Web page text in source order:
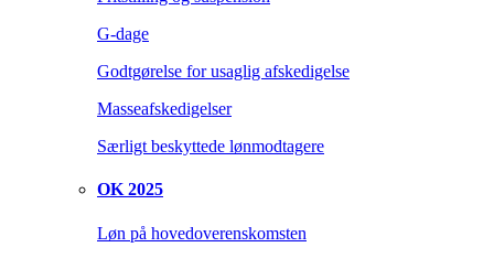
G-dage
Godtgørelse for usaglig afskedigelse
Masseafskedigelser
Særligt beskyttede lønmodtagere
OK 2025
Løn på hovedoverenskomsten